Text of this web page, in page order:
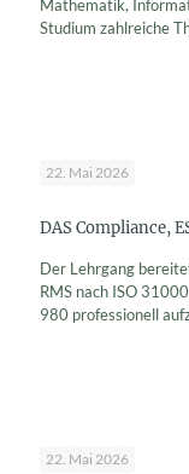
Mathematik,
Studium zahlreiche
22. Mai 2026
DAS Compliance,
Der Lehrgang
RMS nach ISO
980 professionell
22. Mai 2026